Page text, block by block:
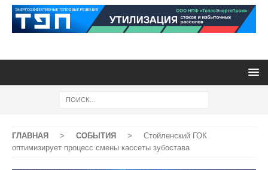
ГЛАВНАЯ > СОБЫТИЯ >
Стойленский ГОК
оптимизирует процесс смены кассеты зубостава